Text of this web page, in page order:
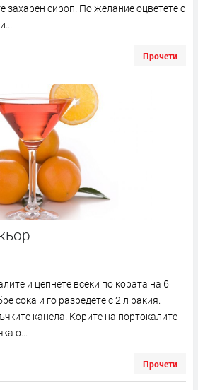
захарен сироп. По желание оцветете с
Прочети
и цепнете всеки по кората на 6
сока и го разредете с 2 л ракия.
канела. Корите на портокалите
о...
Прочети